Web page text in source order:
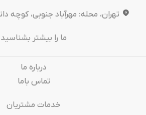
تهران، محله: مهرآباد جنوبی، کوچه
ما را بیشتر بشناسید
درباره‌ ما
تماس باما
خدمات مشتریان